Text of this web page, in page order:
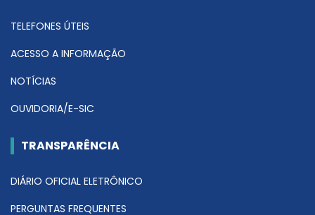
TELEFONES ÚTEIS
ACESSO A INFORMAÇÃO
NOTÍCIAS
OUVIDORIA/E-SIC
TRANSPARÊNCIA
DIÁRIO OFICIAL ELETRÔNICO
PERGUNTAS FREQUENTES